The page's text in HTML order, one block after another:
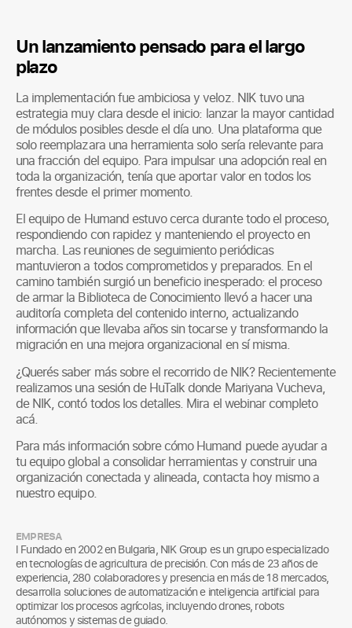
Un lanzamiento pensado para el largo
plazo
La implementación fue ambiciosa y veloz. NIK tuvo una
estrategia muy clara desde el inicio: lanzar la mayor cantidad
de módulos posibles desde el día uno. Una plataforma que
solo reemplazara una herramienta solo sería relevante para
una fracción del equipo. Para impulsar una adopción real en
toda la organización, tenía que aportar valor en todos los
frentes desde el primer momento.
El equipo de Humand estuvo cerca durante todo el proceso,
respondiendo con rapidez y manteniendo el proyecto en
marcha. Las reuniones de seguimiento periódicas
mantuvieron a todos comprometidos y preparados. En el
camino también surgió un beneficio inesperado: el proceso
de armar la Biblioteca de Conocimiento llevó a hacer una
auditoría completa del contenido interno, actualizando
información que llevaba años sin tocarse y transformando la
migración en una mejora organizacional en sí misma.
¿Querés saber más sobre el recorrido de NIK? Recientemente
realizamos una sesión de HuTalk donde Mariyana Vucheva,
de NIK, contó todos los detalles. Mira el webinar completo
acá.
Para más información sobre cómo Humand puede ayudar a
tu equipo global a consolidar herramientas y construir una
organización conectada y alineada, contacta hoy mismo a
nuestro equipo.
EMPRESA
l Fundado en 2002 en Bulgaria, NIK Group es un grupo especializado
en tecnologías de agricultura de precisión. Con más de 23 años de
experiencia, 280 colaboradores y presencia en más de 18 mercados,
desarrolla soluciones de automatización e inteligencia artificial para
optimizar los procesos agrícolas, incluyendo drones, robots
autónomos y sistemas de guiado.